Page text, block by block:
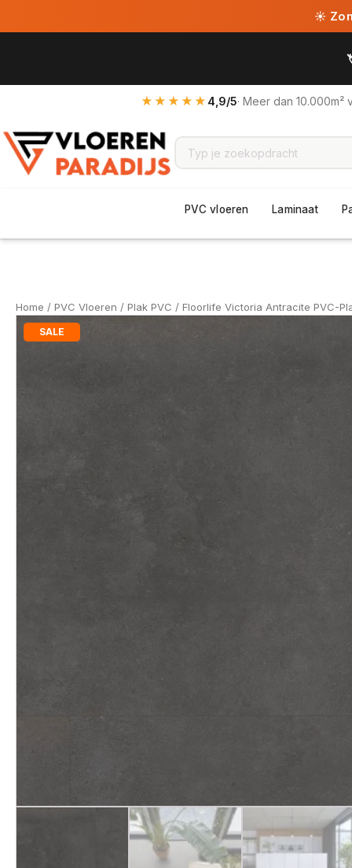
☀
★★★★★ 4,9/5· Meer dan
PVC vloeren Laminaat
Home / PVC Vloeren / Plak PVC / Floorlife Victoria Antracite PVC-
SALE